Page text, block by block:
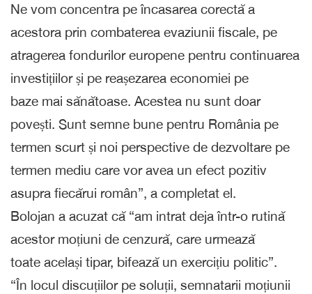
Ne vom concentra pe încasarea corectă a
acestora prin combaterea evaziunii fiscale, pe
atragerea fondurilor europene pentru continuarea
investițiilor și pe reașezarea economiei pe
baze mai sănătoase. Acestea nu sunt doar
povești. Sunt semne bune pentru România pe
termen scurt și noi perspective de dezvoltare pe
termen mediu care vor avea un efect pozitiv
asupra fiecărui român”, a completat el.
Bolojan a acuzat că “am intrat deja într-o rutină
acestor moțiuni de cenzură, care urmează
toate același tipar, bifează un exercițiu politic”.
“În locul discuțiilor pe soluții, semnatarii moțiunii